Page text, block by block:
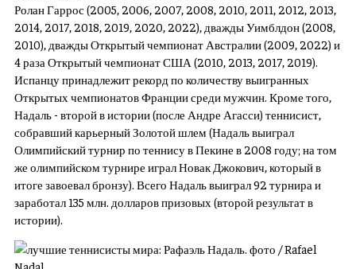
Ролан Гаррос (2005, 2006, 2007, 2008, 2010, 2011, 2012, 2013,
2014, 2017, 2018, 2019, 2020, 2022), дважды Уимблдон (2008,
2010), дважды Открытый чемпионат Австралии (2009, 2022) и
4 раза Открытый чемпионат США (2010, 2013, 2017, 2019).
Испанцу принадлежит рекорд по количеству выигранных
Открытых чемпионатов Франции среди мужчин. Кроме того,
Надаль - второй в истории (после Андре Агасси) теннисист,
собравший карьерный Золотой шлем (Надаль выиграл
Олимпийский турнир по теннису в Пекине в 2008 году; на том
же олимпийском турнире играл Новак Джокович, который в
итоге завоевал бронзу). Всего Надаль выиграл 92 турнира и
заработал 135 млн. долларов призовых (второй результат в
истории).